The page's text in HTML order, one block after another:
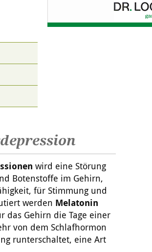
wird eine Störung
Botenstoffe im Gehirn,
für Stimmung und
werden Melatonin
das Gehirn die Tage einer
von dem Schlafhormon
runterschaltet, eine Art